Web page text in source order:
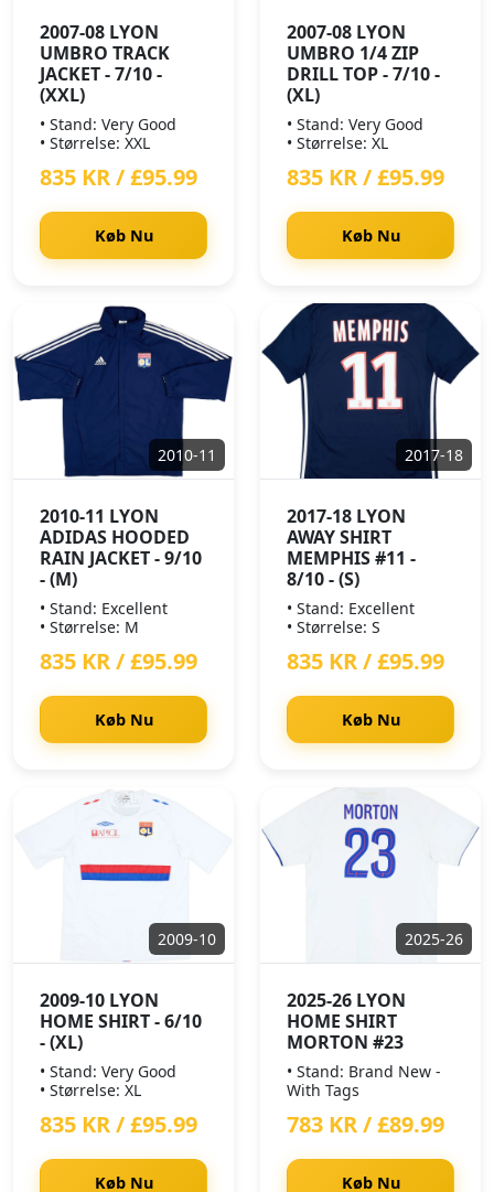
2007-08 LYON
UMBRO TRACK
JACKET - 7/10 -
(XXL)
• Stand: Very Good
• Størrelse: XXL
835 KR / £95.99
Køb Nu
2007-08 LYON
UMBRO 1/4 ZIP
DRILL TOP - 7/10 -
(XL)
• Stand: Very Good
• Størrelse: XL
835 KR / £95.99
Køb Nu
2010-11
2010-11 LYON
ADIDAS HOODED
RAIN JACKET - 9/10
- (M)
• Stand: Excellent
• Størrelse: M
835 KR / £95.99
Køb Nu
2017-18
2017-18 LYON
AWAY SHIRT
MEMPHIS #11 -
8/10 - (S)
• Stand: Excellent
• Størrelse: S
835 KR / £95.99
Køb Nu
2009-10
2009-10 LYON
HOME SHIRT - 6/10
- (XL)
• Stand: Very Good
• Størrelse: XL
835 KR / £95.99
Køb Nu
2025-26
2025-26 LYON
HOME SHIRT
MORTON #23
• Stand: Brand New -
With Tags
783 KR / £89.99
Køb Nu